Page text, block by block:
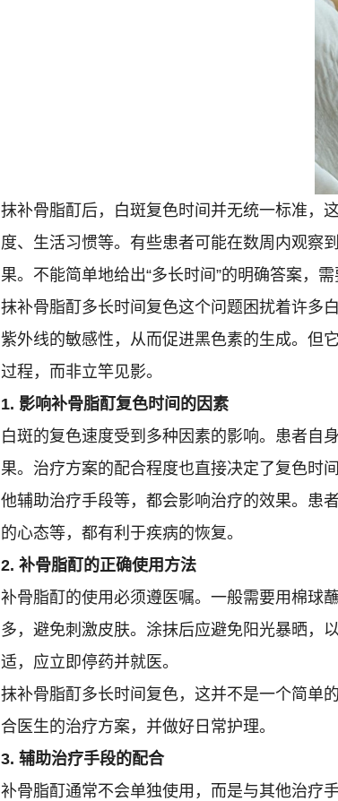
抹补骨脂酊后，白斑复色时间并无统一标准，
度、生活习惯等。有些患者可能在数周内观察
果。不能简单地给出“多长时间”的明确答案，
抹补骨脂酊多长时间复色这个问题困扰着许多
紫外线的敏感性，从而促进黑色素的生成。但
过程，而非立竿见影。
1. 影响补骨脂酊复色时间的因素
白斑的复色速度受到多种因素的影响。患者自
果。治疗方案的配合程度也直接决定了复色时
他辅助治疗手段等，都会影响治疗的效果。患
的心态等，都有利于疾病的恢复。
2. 补骨脂酊的正确使用方法
补骨脂酊的使用必须遵医嘱。一般需要用棉球
多，避免刺激皮肤。涂抹后应避免阳光暴晒，
适，应立即停药并就医。
抹补骨脂酊多长时间复色，这并不是一个简单
合医生的治疗方案，并做好日常护理。
3. 辅助治疗手段的配合
补骨脂酊通常不会单独使用，而是与其他治疗